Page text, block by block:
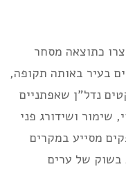
כתוצאה מסחר
בעיר באותה תקופה,
נדל”ן שאפתניים
שימור ושידורג פני
מסייע במקרים
בשוק של ערים